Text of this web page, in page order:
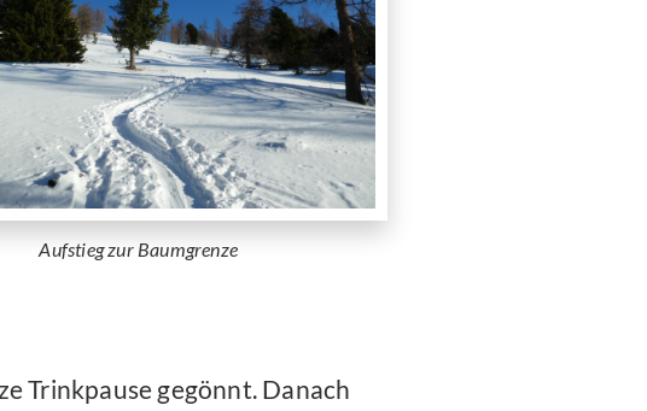
Aufstieg zur Baumgrenze
Trinkpause gegönnt. Danach